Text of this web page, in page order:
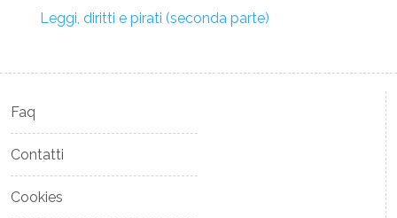
Leggi, diritti e pirati (seconda parte)
Faq
Contatti
Cookies